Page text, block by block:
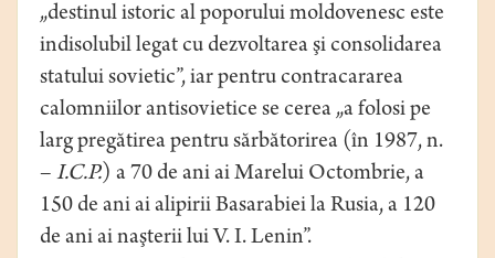
„destinul istoric al poporului moldovenesc este
indisolubil legat cu dezvoltarea şi consolidarea
statului sovietic”, iar pentru contracararea
calomniilor antisovietice se cerea „a folosi pe
larg pregătirea pentru sărbătorirea (în 1987, n.
– I.C.P.) a 70 de ani ai Marelui Octombrie, a
150 de ani ai alipirii Basarabiei la Rusia, a 120
de ani ai naşterii lui V. I. Lenin”.